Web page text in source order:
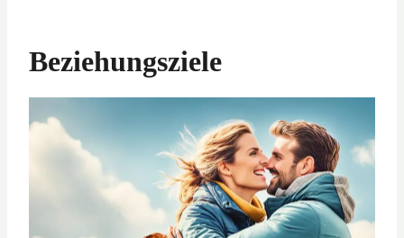
Beziehungsziele